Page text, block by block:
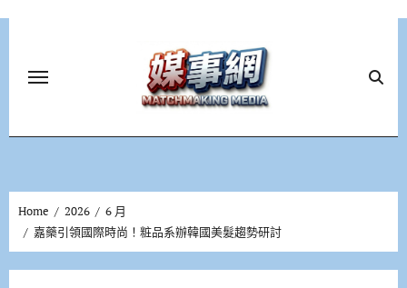
Home 2026
6 月
嘉藥引領國際時尚！粧品系辦韓國美髮趨勢研討